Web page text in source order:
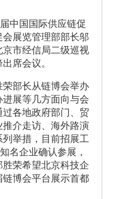
中国国际供应链促
展览管理部部长邬
市经信局二级巡视
席会议。
部长从链博会举办
展等几方面向与会
各地政府部门、贸
介走访、海外路演
举措，目前招展工
名企业确认参展，
荣希望北京科技企
博会平台展示首都